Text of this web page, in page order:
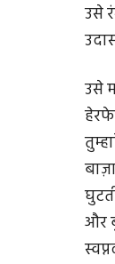
उसे
उसे
और